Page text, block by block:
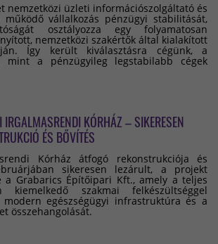
nemzetközi üzleti információszolgáltató és
vállalkozás pénzügyi stabilitását,
osztályozza egy folyamatosan
nemzetközi szakértők által kialakított
Így került kiválasztásra cégünk, a
mint a pénzügyileg legstabilabb cégek
KÓRHÁZ – SIKERESEN
ÉS BŐVÍTÉS
Kórház átfogó rekonstrukciója és
sikeresen lezárult, a projekt
a Grabarics Építőipari Kft., amely a teljes
kiemelkedő szakmai felkészültséggel
egészségügyi infrastruktúra és a
összehangolását.